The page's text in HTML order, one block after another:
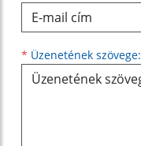
* Üzenetének szövege: